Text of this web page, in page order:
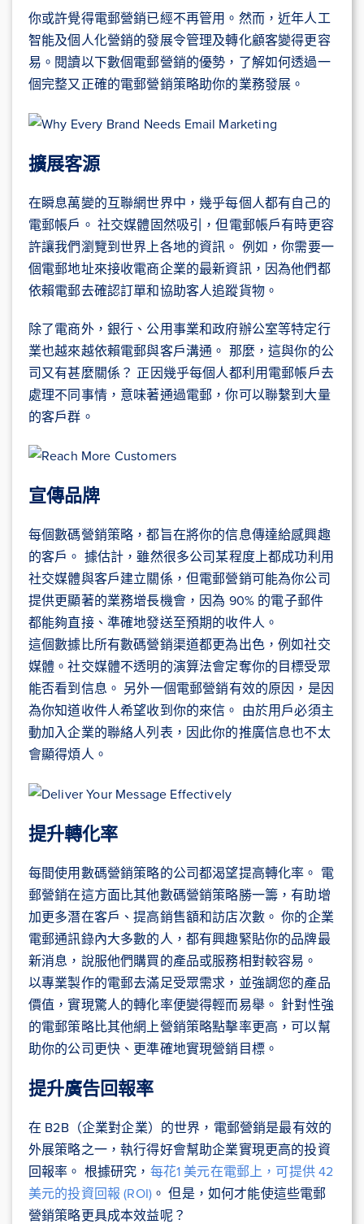
你或許覺得電郵營銷已經不再管用。然而，近年人工
智能及個人化營銷的發展令管理及轉化顧客變得更容
易。閱讀以下數個電郵營銷的優勢，了解如何透過一
個完整又正確的電郵營銷策略助你的業務發展。
擴展客源
在瞬息萬變的互聯網世界中，幾乎每個人都有自己的
電郵帳戶。 社交媒體固然吸引，但電郵帳戶有時更容
許讓我們瀏覽到世界上各地的資訊。 例如，你需要一
個電郵地址來接收電商企業的最新資訊，因為他們都
依賴電郵去確認訂單和協助客人追蹤貨物。
除了電商外，銀行、公用事業和政府辦公室等特定行
業也越來越依賴電郵與客戶溝通。 那麼，這與你的公
司又有甚麼關係？ 正因幾乎每個人都利用電郵帳戶去
處理不同事情，意味著通過電郵，你可以聯繫到大量
的客戶群。
宣傳品牌
每個數碼營銷策略，都旨在將你的信息傳達給感興趣
的客戶。 據估計，雖然很多公司某程度上都成功利用
社交媒體與客戶建立關係，但電郵營銷可能為你公司
提供更顯著的業務增長機會，因為 90% 的電子郵件
都能夠直接、準確地發送至預期的收件人。
這個數據比所有數碼營銷渠道都更為出色，例如社交
媒體。社交媒體不透明的演算法會定奪你的目標受眾
能否看到信息。 另外一個電郵營銷有效的原因，是因
為你知道收件人希望收到你的來信。 由於用戶必須主
動加入企業的聯絡人列表，因此你的推廣信息也不太
會顯得煩人。
提升轉化率
每間使用數碼營銷策略的公司都渴望提高轉化率。 電
郵營銷在這方面比其他數碼營銷策略勝一籌，有助增
加更多潛在客戶、提高銷售額和訪店次數。 你的企業
電郵通訊錄內大多數的人，都有興趣緊貼你的品牌最
新消息，說服他們購買的產品或服務相對較容易。
以專業製作的電郵去滿足受眾需求，並強調您的產品
價值，實現驚人的轉化率便變得輕而易舉。 針對性強
的電郵策略比其他網上營銷策略點擊率更高，可以幫
助你的公司更快、更準確地實現營銷目標。
提升廣告回報率
在 B2B（企業對企業）的世界，電郵營銷是最有效的
外展策略之一，執行得好會幫助企業實現更高的投資
回報率。 根據研究， 每花1 美元在電郵上，可提供 42
美元的投資回報 (ROI) 。 但是，如何才能使這些電郵
營銷策略更具成本效益呢？